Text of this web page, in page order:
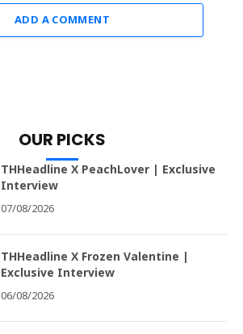
ADD A COMMENT
OUR PICKS
THHeadline X PeachLover | Exclusive
Interview
07/08/2026
THHeadline X Frozen Valentine |
Exclusive Interview
06/08/2026